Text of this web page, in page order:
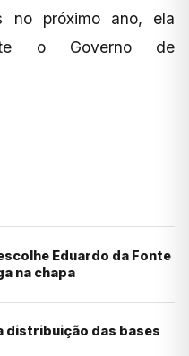
no próximo ano, ela
o Governo de
Eduardo da Fonte
na chapa
distribuição das bases